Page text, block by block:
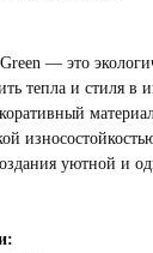
— это
тепла и стиля в
материал
уютной и